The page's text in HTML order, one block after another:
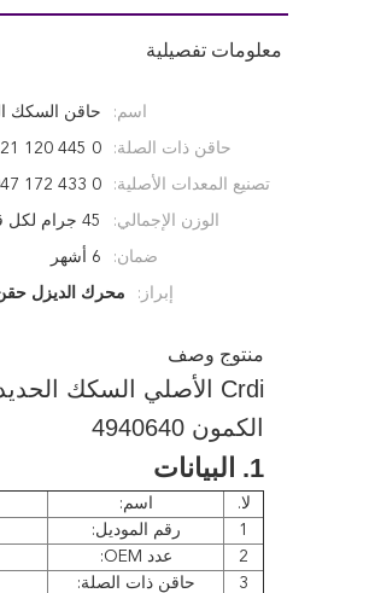
معلومات تفصيلية
اسم: حاقن السكك
حاقن ذات الصلة: 0 445 120 121 0986AD1047
تصنيع المعدات الأصلية: 0 433 172 047
الوزن الإجمالي: 45 جرام لكل قطعة
ضمان: 6 أشهر
إبراز: محرك الديزل
منتوج وصف
الكمون 4940640
1. البيانات
لا. اسم:
1
رقم الموديل:
2
عدد OEM:
3
حاقن ذات الصلة: